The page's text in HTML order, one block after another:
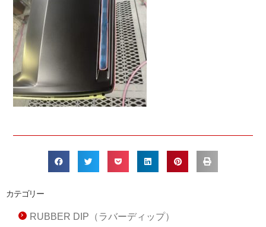
カテゴリー
RUBBER DIP（ラバーディップ）